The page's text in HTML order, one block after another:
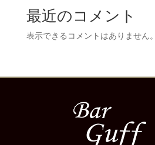
最近のコメント
表示できるコメントはありません。